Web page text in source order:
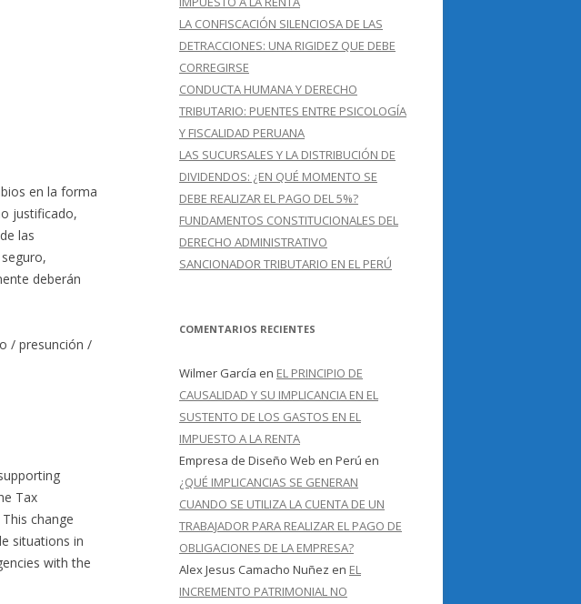
en la forma
justificado,
las
deberán
/ presunción /
Tax
change
situations in
with the
LA CONFISCACIÓN SILENCIOSA DE LAS
DETRACCIONES: UNA RIGIDEZ QUE DEBE
CORREGIRSE
CONDUCTA HUMANA Y DERECHO
TRIBUTARIO: PUENTES ENTRE PSICOLOGÍA
Y FISCALIDAD PERUANA
LAS SUCURSALES Y LA DISTRIBUCIÓN DE
DIVIDENDOS: ¿EN QUÉ MOMENTO SE
DEBE REALIZAR EL PAGO DEL 5%?
FUNDAMENTOS CONSTITUCIONALES DEL
DERECHO ADMINISTRATIVO
SANCIONADOR TRIBUTARIO EN EL PERÚ
COMENTARIOS RECIENTES
Wilmer García en EL PRINCIPIO DE
CAUSALIDAD Y SU IMPLICANCIA EN EL
SUSTENTO DE LOS GASTOS EN EL
IMPUESTO A LA RENTA
Empresa de Diseño Web en Perú en
¿QUÉ IMPLICANCIAS SE GENERAN
CUANDO SE UTILIZA LA CUENTA DE UN
TRABAJADOR PARA REALIZAR EL PAGO DE
OBLIGACIONES DE LA EMPRESA?
Alex Jesus Camacho Nuñez en EL
INCREMENTO PATRIMONIAL NO